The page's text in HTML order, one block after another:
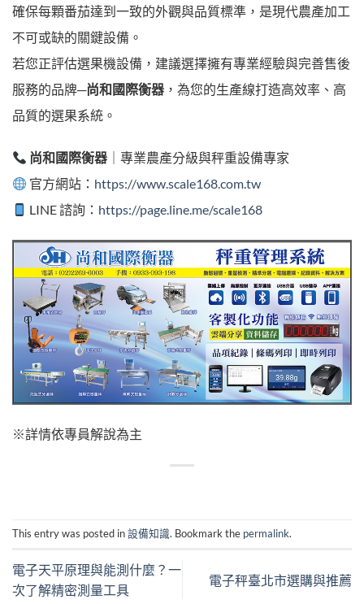
確保每顆番茄達到一致的外觀與品質標準，是現代農產加工
不可或缺的關鍵設備。
若您正評估選果機設備，建議選擇擁有專業經驗與完善售後
服務的品牌─尚和國際衡器 ，為您的生產線打造高效率、高
品質的選果系統。
尚和國際衡器 ｜專業農產分級與秤重設備專家
官方網站： https://www.scale168.com.tw
LINE 諮詢： https://page.line.me/scale168
※詳情依專員解說為主
This entry was posted in設備知識. Bookmark the permalink.
電子天平原理與能測什麼？一
次了解精密測量工具
電子秤臺北市選購與推薦